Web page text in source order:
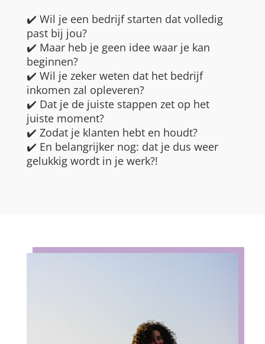
✔️ Wil je een bedrijf starten dat volledig
past bij jou?
✔️ Maar heb je geen idee waar je kan
beginnen?
✔️ Wil je zeker weten dat het bedrijf
inkomen zal opleveren?
✔️ Dat je de juiste stappen zet op het
juiste moment?
✔️ Zodat je klanten hebt en houdt?
✔️ En belangrijker nog: dat je dus weer
gelukkig wordt in je werk?!